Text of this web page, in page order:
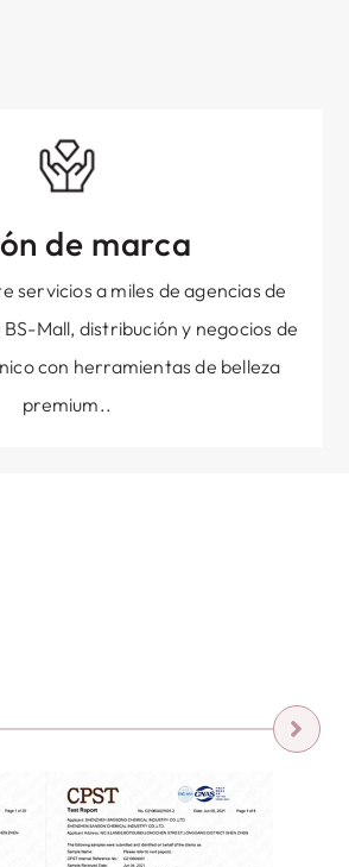
de marca
servicios a miles de agencias de
Mall, distribución y negocios de
con herramientas de belleza
premium..